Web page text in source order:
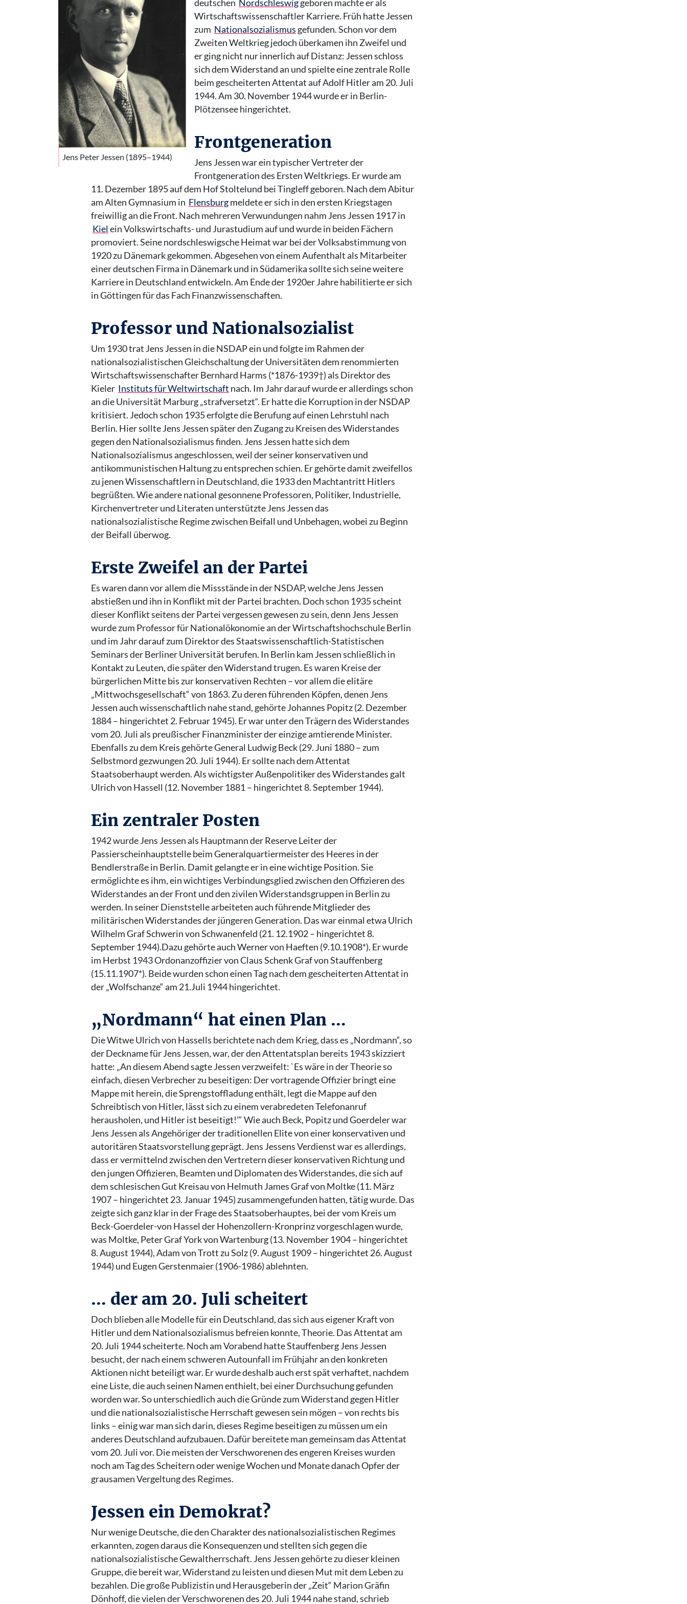
Jens Peter Jessen (1895–1944)
deutschen Nordschleswiggeboren machte er als
Wirtschaftswissenschaftler Karriere. Früh hatte Jessen
zum Nationalsozialismus gefunden. Schon vor dem
Zweiten Weltkrieg jedoch überkamen ihn Zweifel und
er ging nicht nur innerlich auf Distanz: Jessen schloss
sich dem Widerstand an und spielte eine zentrale Rolle
beim gescheiterten Attentat auf Adolf Hitler am 20. Juli
1944. Am 30. November 1944 wurde er in Berlin-
Plötzensee hingerichtet.
Frontgeneration
Jens Jessen war ein typischer Vertreter der
Frontgeneration des Ersten Weltkriegs. Er wurde am
11. Dezember 1895 auf dem Hof Stoltelund bei Tingleff geboren. Nach dem Abitur
am Alten Gymnasium in Flensburgmeldete er sich in den ersten Kriegstagen
freiwillig an die Front. Nach mehreren Verwundungen nahm Jens Jessen 1917 in
Kielein Volkswirtschafts- und Jurastudium auf und wurde in beiden Fächern
promoviert. Seine nordschleswigsche Heimat war bei der Volksabstimmung von
1920 zu Dänemark gekommen. Abgesehen von einem Aufenthalt als Mitarbeiter
einer deutschen Firma in Dänemark und in Südamerika sollte sich seine weitere
Karriere in Deutschland entwickeln. Am Ende der 1920er Jahre habilitierte er sich
in Göttingen für das Fach Finanzwissenschaften.
Professor und Nationalsozialist
Um 1930 trat Jens Jessen in die NSDAP ein und folgte im Rahmen der
nationalsozialistischen Gleichschaltung der Universitäten dem renommierten
Wirtschaftswissenschafter Bernhard Harms (*1876-1939†) als Direktor des
Kieler Instituts für Weltwirtschaft nach. Im Jahr darauf wurde er allerdings schon
an die Universität Marburg „strafversetzt“. Er hatte die Korruption in der NSDAP
kritisiert. Jedoch schon 1935 erfolgte die Berufung auf einen Lehrstuhl nach
Berlin. Hier sollte Jens Jessen später den Zugang zu Kreisen des Widerstandes
gegen den Nationalsozialismus finden. Jens Jessen hatte sich dem
Nationalsozialismus angeschlossen, weil der seiner konservativen und
antikommunistischen Haltung zu entsprechen schien. Er gehörte damit zweifellos
zu jenen Wissenschaftlern in Deutschland, die 1933 den Machtantritt Hitlers
begrüßten. Wie andere national gesonnene Professoren, Politiker, Industrielle,
Kirchenvertreter und Literaten unterstützte Jens Jessen das
nationalsozialistische Regime zwischen Beifall und Unbehagen, wobei zu Beginn
der Beifall überwog.
Erste Zweifel an der Partei
Es waren dann vor allem die Missstände in der NSDAP, welche Jens Jessen
abstießen und ihn in Konflikt mit der Partei brachten. Doch schon 1935 scheint
dieser Konflikt seitens der Partei vergessen gewesen zu sein, denn Jens Jessen
wurde zum Professor für Nationalökonomie an der Wirtschaftshochschule Berlin
und im Jahr darauf zum Direktor des Staatswissenschaftlich-Statistischen
Seminars der Berliner Universität berufen. In Berlin kam Jessen schließlich in
Kontakt zu Leuten, die später den Widerstand trugen. Es waren Kreise der
bürgerlichen Mitte bis zur konservativen Rechten – vor allem die elitäre
„Mittwochsgesellschaft“ von 1863. Zu deren führenden Köpfen, denen Jens
Jessen auch wissenschaftlich nahe stand, gehörte Johannes Popitz (2. Dezember
1884 – hingerichtet 2. Februar 1945). Er war unter den Trägern des Widerstandes
vom 20. Juli als preußischer Finanzminister der einzige amtierende Minister.
Ebenfalls zu dem Kreis gehörte General Ludwig Beck (29. Juni 1880 – zum
Selbstmord gezwungen 20. Juli 1944). Er sollte nach dem Attentat
Staatsoberhaupt werden. Als wichtigster Außenpolitiker des Widerstandes galt
Ulrich von Hassell (12. November 1881 – hingerichtet 8. September 1944).
Ein zentraler Posten
1942 wurde Jens Jessen als Hauptmann der Reserve Leiter der
Passierscheinhauptstelle beim Generalquartiermeister des Heeres in der
Bendlerstraße in Berlin. Damit gelangte er in eine wichtige Position. Sie
ermöglichte es ihm, ein wichtiges Verbindungsglied zwischen den Offizieren des
Widerstandes an der Front und den zivilen Widerstandsgruppen in Berlin zu
werden. In seiner Dienststelle arbeiteten auch führende Mitglieder des
militärischen Widerstandes der jüngeren Generation. Das war einmal etwa Ulrich
Wilhelm Graf Schwerin von Schwanenfeld (21. 12.1902 – hingerichtet 8.
September 1944).Dazu gehörte auch Werner von Haeften (9.10.1908*). Er wurde
im Herbst 1943 Ordonanzoffizier von Claus Schenk Graf von Stauffenberg
(15.11.1907*). Beide wurden schon einen Tag nach dem gescheiterten Attentat in
der „Wolfschanze“ am 21.Juli 1944 hingerichtet.
„Nordmann“ hat einen Plan …
Die Witwe Ulrich von Hassells berichtete nach dem Krieg, dass es „Nordmann“, so
der Deckname für Jens Jessen, war, der den Attentatsplan bereits 1943 skizziert
hatte: „An diesem Abend sagte Jessen verzweifelt: `Es wäre in der Theorie so
einfach, diesen Verbrecher zu beseitigen: Der vortragende Offizier bringt eine
Mappe mit herein, die Sprengstoffladung enthält, legt die Mappe auf den
Schreibtisch von Hitler, lässt sich zu einem verabredeten Telefonanruf
herausholen, und Hitler ist beseitigt!’“ Wie auch Beck, Popitz und Goerdeler war
Jens Jessen als Angehöriger der traditionellen Elite von einer konservativen und
autoritären Staatsvorstellung geprägt. Jens Jessens Verdienst war es allerdings,
dass er vermittelnd zwischen den Vertretern dieser konservativen Richtung und
den jungen Offizieren, Beamten und Diplomaten des Widerstandes, die sich auf
dem schlesischen Gut Kreisau von Helmuth James Graf von Moltke (11. März
1907 – hingerichtet 23. Januar 1945) zusammengefunden hatten, tätig wurde. Das
zeigte sich ganz klar in der Frage des Staatsoberhauptes, bei der vom Kreis um
Beck-Goerdeler-von Hassel der Hohenzollern-Kronprinz vorgeschlagen wurde,
was Moltke, Peter Graf York von Wartenburg (13. November 1904 – hingerichtet
8. August 1944), Adam von Trott zu Solz (9. August 1909 – hingerichtet 26. August
1944) und Eugen Gerstenmaier (1906-1986) ablehnten.
… der am 20. Juli scheitert
Doch blieben alle Modelle für ein Deutschland, das sich aus eigener Kraft von
Hitler und dem Nationalsozialismus befreien konnte, Theorie. Das Attentat am
20. Juli 1944 scheiterte. Noch am Vorabend hatte Stauffenberg Jens Jessen
besucht, der nach einem schweren Autounfall im Frühjahr an den konkreten
Aktionen nicht beteiligt war. Er wurde deshalb auch erst spät verhaftet, nachdem
eine Liste, die auch seinen Namen enthielt, bei einer Durchsuchung gefunden
worden war. So unterschiedlich auch die Gründe zum Widerstand gegen Hitler
und die nationalsozialistische Herrschaft gewesen sein mögen – von rechts bis
links – einig war man sich darin, dieses Regime beseitigen zu müssen um ein
anderes Deutschland aufzubauen. Dafür bereitete man gemeinsam das Attentat
vom 20. Juli vor. Die meisten der Verschworenen des engeren Kreises wurden
noch am Tag des Scheitern oder wenige Wochen und Monate danach Opfer der
grausamen Vergeltung des Regimes.
Jessen ein Demokrat?
Nur wenige Deutsche, die den Charakter des nationalsozialistischen Regimes
erkannten, zogen daraus die Konsequenzen und stellten sich gegen die
nationalsozialistische Gewaltherrschaft. Jens Jessen gehörte zu dieser kleinen
Gruppe, die bereit war, Widerstand zu leisten und diesen Mut mit dem Leben zu
bezahlen. Die große Publizistin und Herausgeberin der „Zeit“ Marion Gräfin
Dönhoff, die vielen der Verschworenen des 20. Juli 1944 nahe stand, schrieb